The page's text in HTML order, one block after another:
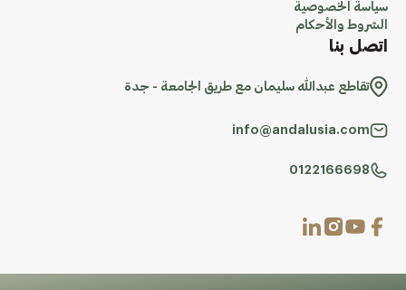
سياسة الخصوصية
الشروط والأحكام
اتصل بنا
تقاطع عبدالله سليمان مع طريق الجامعة - جدة
info@andalusia.com
0122166698